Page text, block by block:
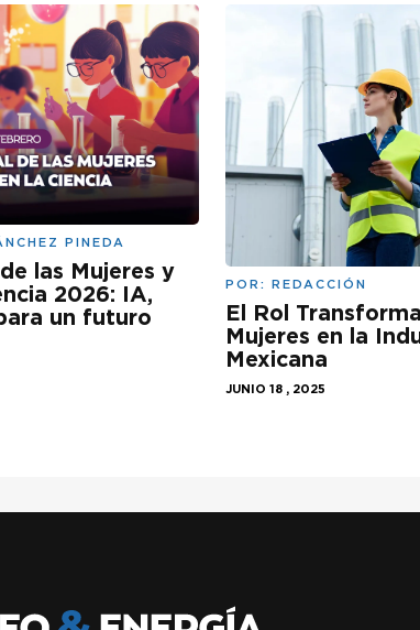
PINEDA
las Mujeres y
2026: IA,
un futuro
POR: REDACCIÓN
El Rol
Mujeres en la
Mexicana
JUNIO 18 , 2025